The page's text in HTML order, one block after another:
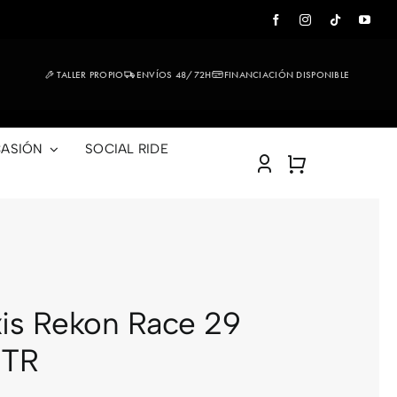
TALLER PROPIO ENVÍOS 48/72H FINANCIACIÓN DISPONIBLE
SOCIAL RIDE
Rekon Race 29